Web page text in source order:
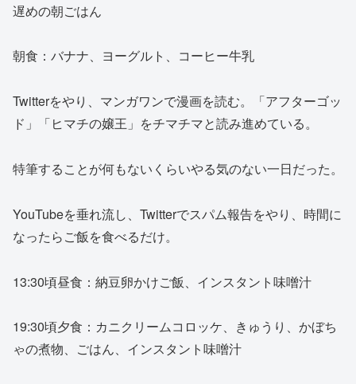
遅めの朝ごはん
朝食：バナナ、ヨーグルト、コーヒー牛乳
Twitterをやり、マンガワンで漫画を読む。「アフターゴッ
ド」「ヒマチの嬢王」をチマチマと読み進めている。
特筆することが何もないくらいやる気のない一日だった。
YouTubeを垂れ流し、Twitterでスパム報告をやり、時間に
なったらご飯を食べるだけ。
13:30頃昼食：納豆卵かけご飯、インスタント味噌汁
19:30頃夕食：カニクリームコロッケ、きゅうり、かぼち
ゃの煮物、ごはん、インスタント味噌汁